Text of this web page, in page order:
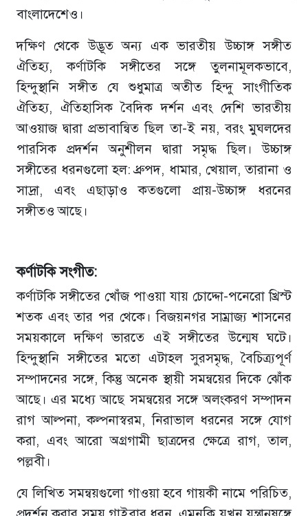
বাংলাদেশেও।
দক্ষিণ থেকে উদ্ভূত অন্য এক ভারতীয় উচ্চাঙ্গ সঙ্গীত
ঐতিহ্য, কর্ণাটকি সঙ্গীতের সঙ্গে তুলনামূলকভাবে,
হিন্দুস্থানি সঙ্গীত যে শুধুমাত্র অতীত হিন্দু সাংগীতিক
ঐতিহ্য, ঐতিহাসিক বৈদিক দর্শন এবং দেশি ভারতীয়
আওয়াজ দ্বারা প্রভাবান্বিত ছিল তা-ই নয়, বরং মুঘলদের
পারসিক প্রদর্শন অনুশীলন দ্বারা সমৃদ্ধ ছিল। উচ্চাঙ্গ
সঙ্গীতের ধরনগুলো হল: ধ্রুপদ, ধামার, খেয়াল, তারানা ও
সাদ্রা, এবং এছাড়াও কতগুলো প্রায়-উচ্চাঙ্গ ধরনের
সঙ্গীতও আছে।
কর্ণাটকি সংগীত:
কর্ণাটকি সঙ্গীতের খোঁজ পাওয়া যায় চোদ্দো-পনেরো খ্রিস্ট
শতক এবং তার পর থেকে। বিজয়নগর সাম্রাজ্য শাসনের
সময়কালে দক্ষিণ ভারতে এই সঙ্গীতের উন্মেষ ঘটে।
হিন্দুস্থানি সঙ্গীতের মতো এটাহল সুরসমৃদ্ধ, বৈচিত্র্যপূর্ণ
সম্পাদনের সঙ্গে, কিন্তু অনেক স্থায়ী সমন্বয়ের দিকে ঝোঁক
আছে। এর মধ্যে আছে সমন্বয়ের সঙ্গে অলংকরণ সম্পাদন
রাগ আল্পনা, কল্পনাস্বরম, নিরাভাল ধরনের সঙ্গে যোগ
করা, এবং আরো অগ্রগামী ছাত্রদের ক্ষেত্রে রাগ, তাল,
পল্লবী।
যে লিখিত সমন্বয়গুলো গাওয়া হবে গায়কী নামে পরিচিত,